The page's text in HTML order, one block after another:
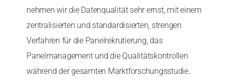
nehmen wir die Datenqualität sehr ernst, mit einem
zentralisierten und standardisierten, strengen
Verfahren für die Panelrekrutierung, das
Panelmanagement und die Qualitätskontrollen
während der gesamten Marktforschungsstudie.